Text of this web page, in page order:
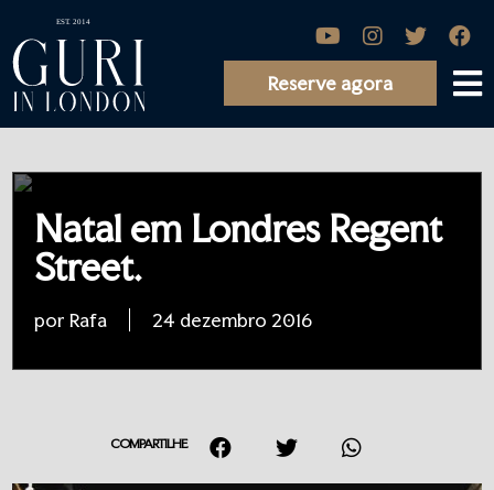
Reserve agora
Natal em Londres Regent
Street.
por Rafa 24 dezembro 2016
COMPARTILHE